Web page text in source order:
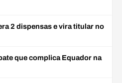
2 dispensas e vira titular no
que complica Equador na